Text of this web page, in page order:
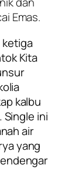
Emas.
Kita
kalbu
Single ini
air
yang